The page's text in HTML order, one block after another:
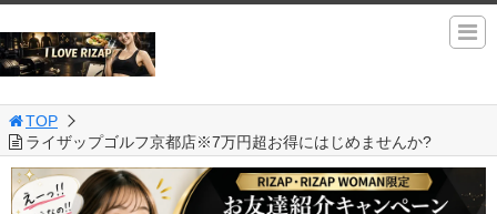
TOP
ライザップゴルフ京都店※7万円超お得にはじめませんか?